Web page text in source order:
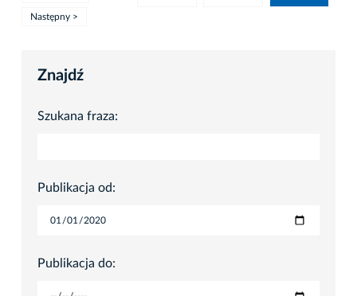
Następny >
Znajdź
Szukana fraza:
Publikacja od:
Publikacja do: